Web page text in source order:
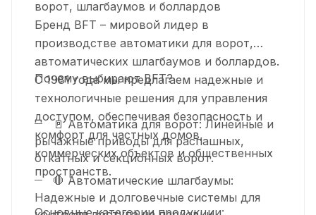
ворот, шлагбаумов и боллардов
Бренд BFT – мировой лидер в
производстве автоматики для ворот,
автоматических шлагбаумов и боллардов.
С 1981 года мы предлагаем надежные и
технологичные решения для управления
доступом, обеспечивая безопасность и
комфорт для частных домов,
коммерческих объектов и общественных
пространств.
Почему выбирают BFT?
🚪 Автоматика для ворот: Линейные и
рычажные приводы для распашных,
откатных и секционных ворот.
🛑 Автоматические шлагбаумы:
Надежные и долговечные системы для
Основные категории продукции: